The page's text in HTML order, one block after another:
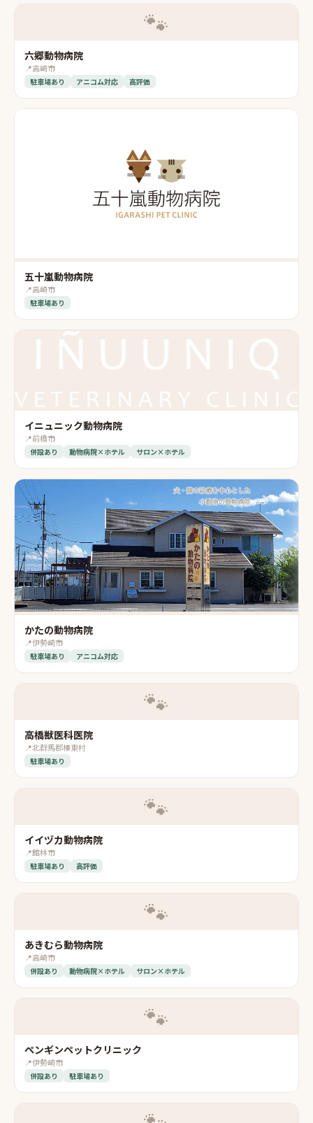
🐾
六郷動物病院
📍高崎市
駐車場あり アニコム対応 高評価
五十嵐動物病院
📍高崎市
駐車場あり
イニュニック動物病院
📍前橋市
併設あり 動物病院×ホテル サロン×ホテル
かたの動物病院
📍伊勢崎市
駐車場あり アニコム対応
🐾
高橋獣医科医院
📍北群馬郡榛東村
駐車場あり
🐾
イイヅカ動物病院
📍館林市
駐車場あり 高評価
🐾
あきむら動物病院
📍高崎市
併設あり 動物病院×ホテル サロン×ホテル
🐾
ペンギンペットクリニック
📍伊勢崎市
併設あり 駐車場あり